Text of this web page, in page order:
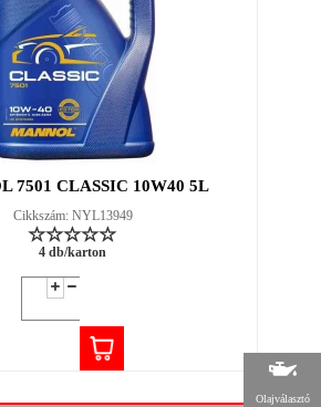
7501 CLASSIC 10W40 5L
Cikkszám: NYL13949
4 db/karton
Olajválasztó